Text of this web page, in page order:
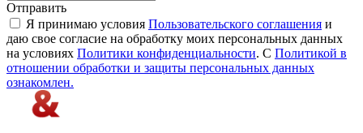
Отправить
Я принимаю условия Пользовательского соглашения и
даю свое согласие на обработку моих персональных данных
на условиях Политики конфиденциальности. С Политикой в
отношении обработки и защиты персональных данных
ознакомлен.